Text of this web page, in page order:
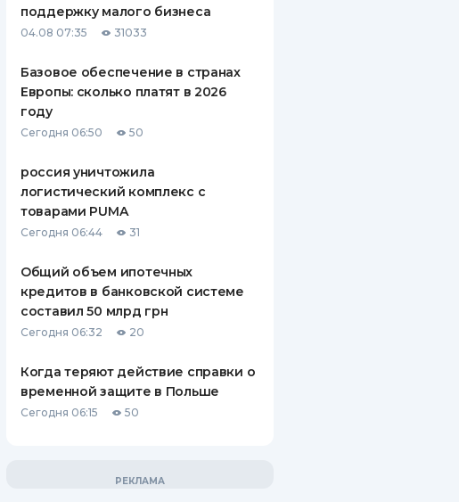
ПУТЕВОДИТЕЛИ ПО
ВСЕ СТРАХОВЫЕ ПОЛИСЫ
СТРАХОВЫЕ КОМПАНИИ
КОМПАНИЯХ
ДОСТАВКА И ОПЛАТА
КОНТАКТЫ
поддержку малого бизнеса
04.08 07:35 31033
Базовое обеспечение в странах
Европы: сколько платят в 2026
году
Сегодня 06:50 50
россия уничтожила
логистический комплекс с
товарами PUMA
Сегодня 06:44 31
Общий объем ипотечных
кредитов в банковской системе
составил 50 млрд грн
Сегодня 06:32 20
Когда теряют действие справки о
временной защите в Польше
Сегодня 06:15 50